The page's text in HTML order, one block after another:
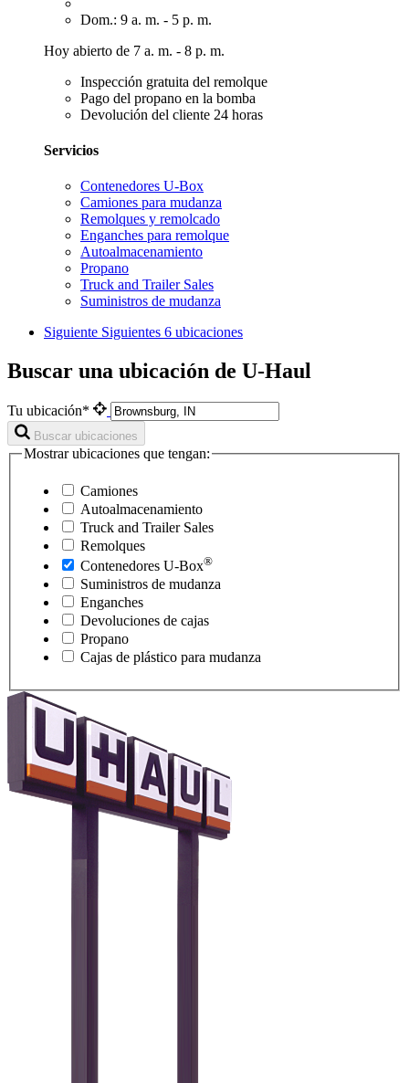
Dom.: 9 a. m. - 5 p. m.
Hoy abierto de 7 a. m. - 8 p. m.
Inspección gratuita del remolque
Pago del propano en la bomba
Devolución del cliente 24 horas
Servicios
Contenedores U-Box
Camiones para mudanza
Remolques y remolcado
Enganches para remolque
Autoalmacenamiento
Propano
Truck and Trailer Sales
Suministros de mudanza
Siguiente Siguientes 6 ubicaciones
Buscar una ubicación de U-Haul
Tu ubicación*
Buscar ubicaciones
Mostrar ubicaciones que tengan:
Camiones
Autoalmacenamiento
Truck and Trailer Sales
Remolques
Contenedores U-Box®
Suministros de mudanza
Enganches
Devoluciones de cajas
Propano
Cajas de plástico para mudanza